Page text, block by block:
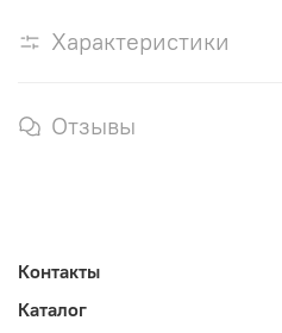
Характеристики
Отзывы
Контакты
Каталог